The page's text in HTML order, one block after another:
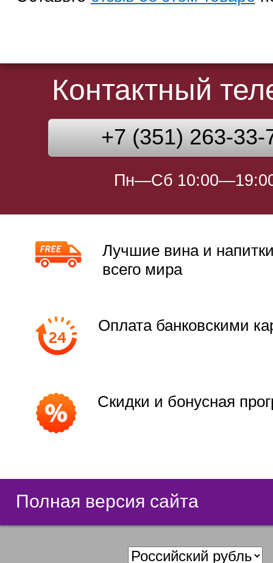
Контактный
+7 (351) 263-33-
Пн—Сб
Лучшие вина и
всего мира
Оплата банковскими
Скидки и бонусная
Полная версия сайта